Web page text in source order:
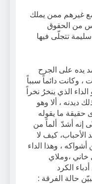
مع غيرهم ممن يملك
من الحقوق
تتجلّى فيها
يده على الجرح
، وكانت دائماً سبباً
الذي ينخرُ نخراً
ديدنه ، ألا وهو
حقيقة ما يقوله
إنه أشدّ ألماً من
الأحباب، كيف لا
، وهذا الداء
،وملاي
الكرد
حالة الفرقة :